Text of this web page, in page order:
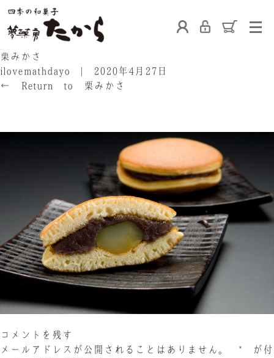
ホーム
たからについて 店舗案内
ブログ 会社概要 採用情報
お問い合わせ
LINE
栗みかさ
ilovemathdayo
2020年4月27日
←
Return to 栗みかさ
コメントを残す
メールアドレスが公開されることはありません。
* が付